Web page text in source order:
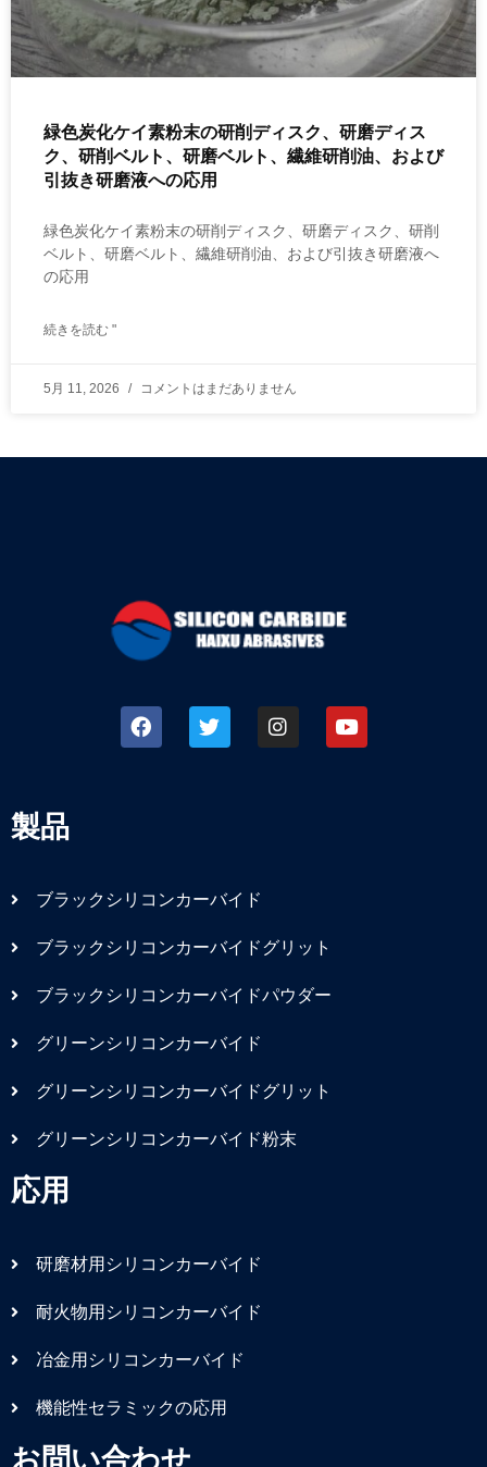
緑色炭化ケイ素粉末の研削ディスク、研磨ディス
ク、研削ベルト、研磨ベルト、繊維研削油、および
引抜き研磨液への応用
緑色炭化ケイ素粉末の研削ディスク、研磨ディスク、研削
ベルト、研磨ベルト、繊維研削油、および引抜き研磨液へ
の応用
続きを読む "
5月 11, 2026 コメントはまだありません
製品
ブラックシリコンカーバイド
ブラックシリコンカーバイドグリット
ブラックシリコンカーバイドパウダー
グリーンシリコンカーバイド
グリーンシリコンカーバイドグリット
グリーンシリコンカーバイド粉末
応用
研磨材用シリコンカーバイド
耐火物用シリコンカーバイド
冶金用シリコンカーバイド
機能性セラミックの応用
お問い合わせ